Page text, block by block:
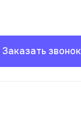
Заказать звонок